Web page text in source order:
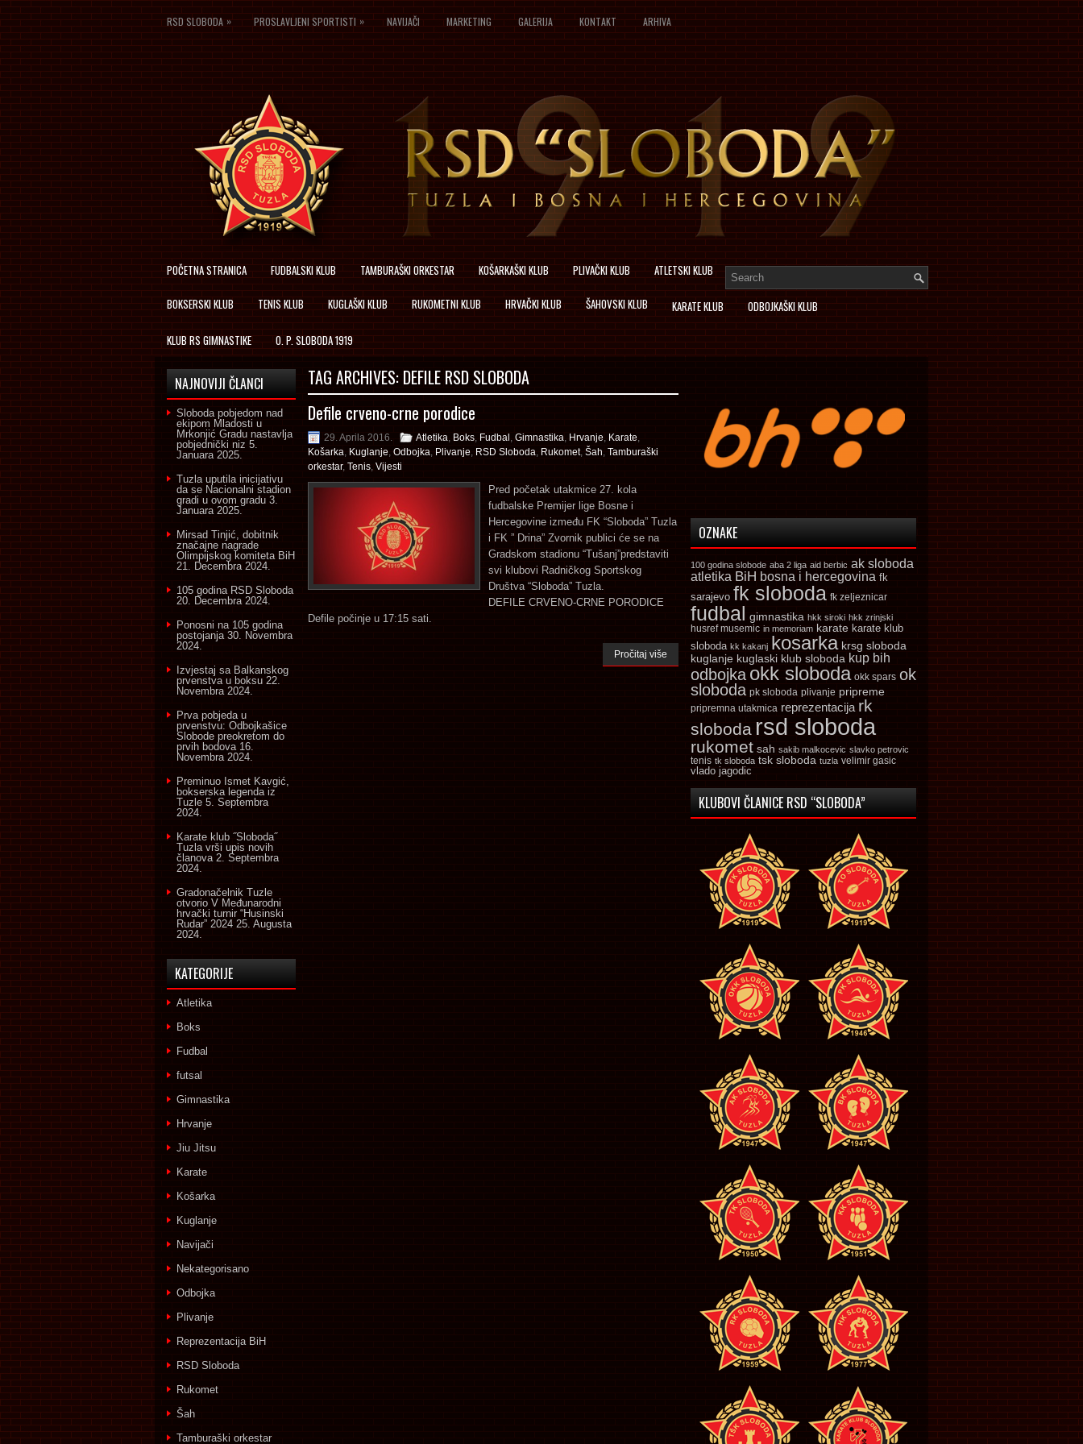
RSD SLOBODA » PROSLAVLJENI SPORTISTI » NAVIJAČI MARKETING GALERIJA KONTAKT ARHIVA
POČETNA STRANICA FUDBALSKI KLUB TAMBURAŠKI ORKESTAR KOŠARKAŠKI KLUB PLIVAČKI KLUB ATLETSKI KLUB
BOKSERSKI KLUB TENIS KLUB KUGLAŠKI KLUB RUKOMETNI KLUB HRVAČKI KLUB ŠAHOVSKI KLUB KARATE KLUB ODBOJKAŠKI KLUB
KLUB RS GIMNASTIKE O. P. SLOBODA 1919
TAG ARCHIVES: DEFILE RSD SLOBODA
Defile crveno-crne porodice
29. Aprila 2016. Atletika, Boks, Fudbal , Gimnastika, Hrvanje, Karate,
Košarka, Kuglanje, Odbojka, Plivanje, RSD Sloboda, Rukomet, Šah, Tamburaški
orkestar, Tenis, Vijesti
Pred početak utakmice 27. kola
fudbalske Premijer lige Bosne i
Hercegovine između FK “Sloboda” Tuzla
i FK ” Drina” Zvornik publici će se na
Gradskom stadionu “Tušanj”predstaviti
svi klubovi Radničkog Sportskog
Društva “Sloboda” Tuzla.
DEFILE CRVENO-CRNE PORODICE
Defile počinje u 17:15 sati.
Pročitaj više
NAJNOVIJI ČLANCI
Sloboda pobjedom nad
ekipom Mladosti u
Mrkonjić Gradu nastavlja
pobjednički niz 5.
Januara 2025.
Tuzla uputila inicijativu
da se Nacionalni stadion
gradi u ovom gradu 3.
Januara 2025.
Mirsad Tinjić, dobitnik
značajne nagrade
Olimpijskog komiteta BiH
21. Decembra 2024.
105 godina RSD Sloboda
20. Decembra 2024.
Ponosni na 105 godina
postojanja 30. Novembra
2024.
Izvjestaj sa Balkanskog
prvenstva u boksu 22.
Novembra 2024.
Prva pobjeda u
prvenstvu: Odbojkašice
Slobode preokretom do
prvih bodova 16.
Novembra 2024.
Preminuo Ismet Kavgić,
bokserska legenda iz
Tuzle 5. Septembra
2024.
Karate klub ˝Sloboda˝
Tuzla vrši upis novih
članova 2. Septembra
2024.
Gradonačelnik Tuzle
otvorio V Međunarodni
hrvački turnir “Husinski
Rudar” 2024 25. Augusta
2024.
KATEGORIJE
Atletika
Boks
Fudbal
futsal
Gimnastika
Hrvanje
Jiu Jitsu
Karate
Košarka
Kuglanje
Navijači
Nekategorisano
Odbojka
Plivanje
Reprezentacija BiH
RSD Sloboda
Rukomet
Šah
Tamburaški orkestar
OZNAKE
100 godina slobode aba 2 liga aid berbic ak sloboda
atletika BiH bosna i hercegovina fk
sarajevo fk sloboda fk zeljeznicar
fudbal gimnastika hkk siroki hkk zrinjski
husref musemic in memoriam karate karate klub
sloboda kk kakanj kosarka krsg sloboda
kuglanje kuglaski klub sloboda kup bih
odbojka okk sloboda okk spars ok
sloboda pk sloboda plivanje pripreme
pripremna utakmica reprezentacija rk
sloboda rsd sloboda
rukomet sah sakib malkocevic slavko petrovic
tenis tk sloboda tsk sloboda tuzla velimir gasic
vlado jagodic
KLUBOVI ČLANICE RSD “SLOBODA”